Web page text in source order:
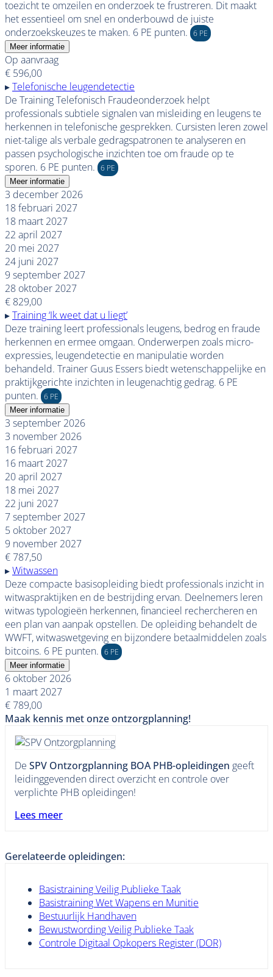
toezicht te omzeilen en onderzoek te frustreren. Dit maakt
het essentieel om snel en onderbouwd de juiste
onderzoekskeuzes te maken. 6 PE punten. 6 PE
Meer informatie
Op aanvraag
€ 596,00
▸Telefonische leugendetectie
De Training Telefonisch Fraudeonderzoek helpt
professionals subtiele signalen van misleiding en leugens te
herkennen in telefonische gesprekken. Cursisten leren zowel
niet-talige als verbale gedragspatronen te analyseren en
passen psychologische inzichten toe om fraude op te
sporen. 6 PE punten. 6 PE
Meer informatie
3 december 2026
18 februari 2027
18 maart 2027
22 april 2027
20 mei 2027
24 juni 2027
9 september 2027
28 oktober 2027
€ 829,00
▸Training ‘Ik weet dat u liegt’
Deze training leert professionals leugens, bedrog en fraude
herkennen en ermee omgaan. Onderwerpen zoals micro-
expressies, leugendetectie en manipulatie worden
behandeld. Trainer Guus Essers biedt wetenschappelijke en
praktijkgerichte inzichten in leugenachtig gedrag. 6 PE
punten. 6 PE
Meer informatie
3 september 2026
3 november 2026
16 februari 2027
16 maart 2027
20 april 2027
18 mei 2027
22 juni 2027
7 september 2027
5 oktober 2027
9 november 2027
€ 787,50
▸Witwassen
Deze compacte basisopleiding biedt professionals inzicht in
witwaspraktijken en de bestrijding ervan. Deelnemers leren
witwas typologieën herkennen, financieel rechercheren en
een plan van aanpak opstellen. De opleiding behandelt de
WWFT, witwaswetgeving en bijzondere betaalmiddelen zoals
bitcoins. 6 PE punten. 6 PE
Meer informatie
6 oktober 2026
1 maart 2027
€ 789,00
Maak kennis met onze ontzorgplanning!
De SPV Ontzorgplanning BOA PHB-opleidingen geeft
leidinggevenden direct overzicht en controle over
verplichte PHB opleidingen!
Lees meer
Gerelateerde opleidingen:
Basistraining Veilig Publieke Taak
Basistraining Wet Wapens en Munitie
Bestuurlijk Handhaven
Bewustwording Veilig Publieke Taak
Controle Digitaal Opkopers Register (DOR)